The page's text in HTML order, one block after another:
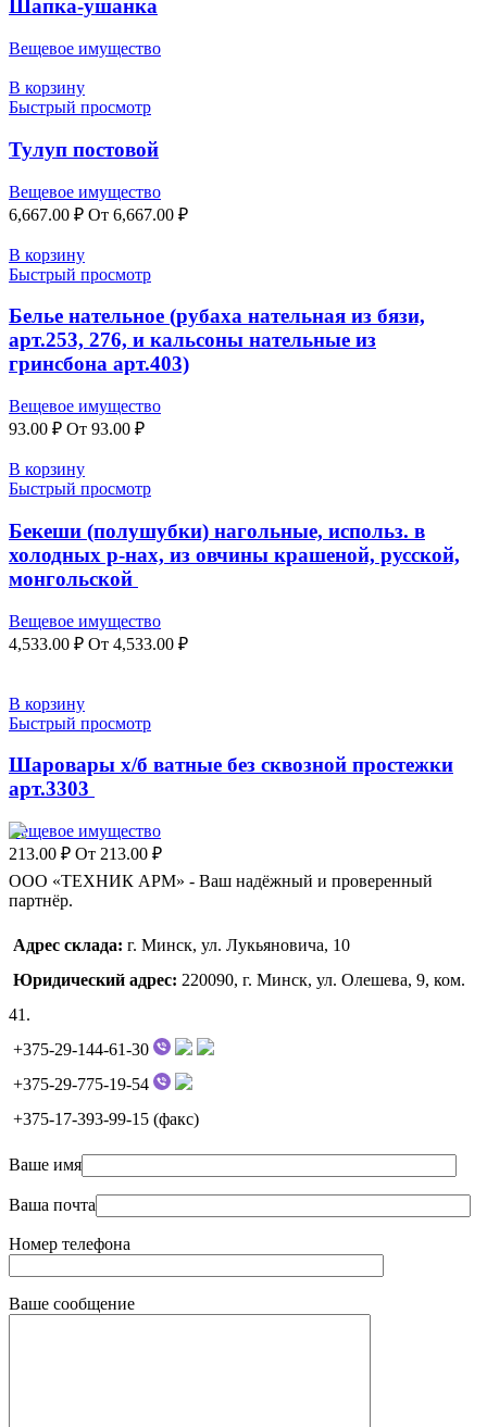
Шапка-ушанка
Вещевое имущество
В корзину
Быстрый просмотр
Тулуп постовой
Вещевое имущество
6,667.00 ₽ От 6,667.00 ₽
В корзину
Быстрый просмотр
Белье нательное (рубаха нательная из бязи,
арт.253, 276, и кальсоны нательные из
гринсбона арт.403)
Вещевое имущество
93.00 ₽ От 93.00 ₽
В корзину
Быстрый просмотр
Бекеши (полушубки) нагольные, использ. в
холодных р-нах, из овчины крашеной, русской,
монгольской
Вещевое имущество
4,533.00 ₽ От 4,533.00 ₽
В корзину
Быстрый просмотр
Шаровары х/б ватные без сквозной простежки
арт.3303
Вещевое имущество
213.00 ₽ От 213.00 ₽
ООО «ТЕХНИК АРМ» - Ваш надёжный и проверенный
партнёр.
Адрес склада: г. Минск, ул. Лукьяновича, 10
Юридический адрес: 220090, г. Минск, ул. Олешева, 9, ком.
41.
+375-29-144-61-30
+375-29-775-19-54
+375-17-393-99-15 (факс)
Ваше имя
Ваша почта
Номер телефона
Ваше сообщение